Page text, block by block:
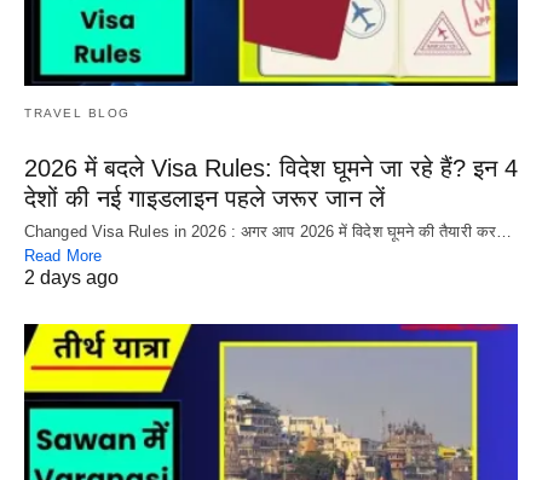
TRAVEL BLOG
2026 में बदले Visa Rules: विदेश घूमने जा रहे हैं? इन 4
देशों की नई गाइडलाइन पहले जरूर जान लें
Changed Visa Rules in 2026 : अगर आप 2026 में विदेश घूमने की तैयारी कर…
Read More
2 days ago